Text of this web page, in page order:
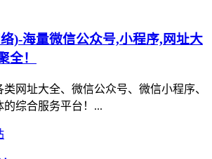
)-海量微信公众号,小程序,网址大
全！
网址大全、微信公众号、微信小程序、
综合服务平台！...